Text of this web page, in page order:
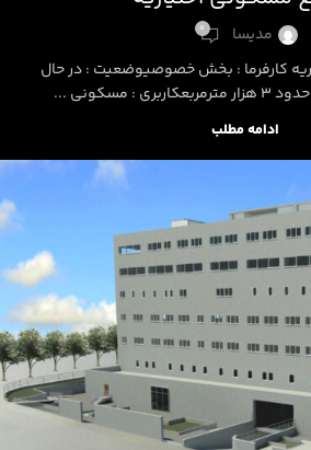
مدیسا 0
کارفرما : بخش خصوصیوضعیت : در حال
: مسکونی ...
ادامه مطلب